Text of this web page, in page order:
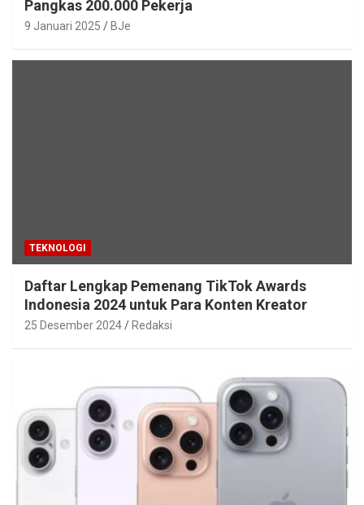
Pangkas 200.000 Pekerja
9 Januari 2025 BJe
TEKNOLOGI
Daftar Lengkap Pemenang TikTok Awards
Indonesia 2024 untuk Para Konten Kreator
25 Desember 2024 Redaksi